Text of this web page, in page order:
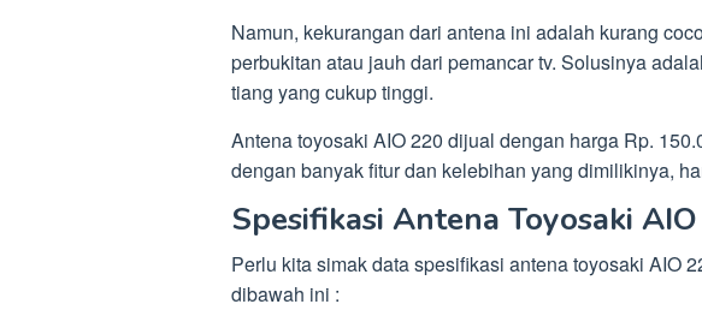
Namun, kekurangan dari antena ini adalah kurang
perbukitan atau jauh dari pemancar tv. Solusinya
tiang yang cukup tinggi.
Antena toyosaki AIO 220 dijual dengan harga Rp.
dengan banyak fitur dan kelebihan yang dimilikinya,
Spesifikasi Antena Toyosaki
Perlu kita simak data spesifikasi antena toyosaki AIO
dibawah ini :